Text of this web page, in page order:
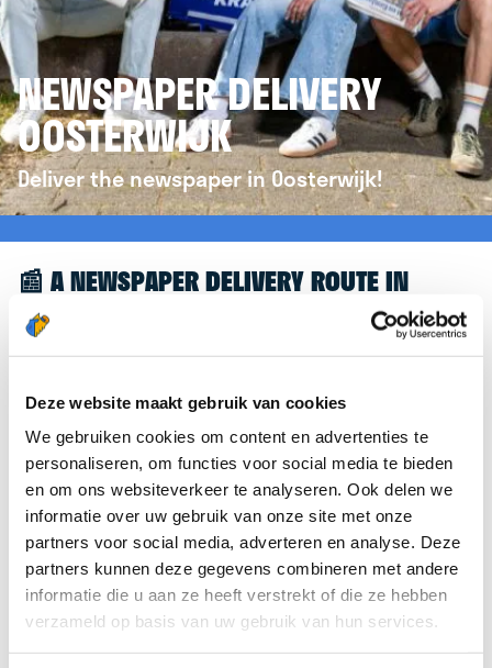
Deze website maakt gebruik van cookies
We gebruiken cookies om content en advertenties te
personaliseren, om functies voor social media te bieden
en om ons websiteverkeer te analyseren. Ook delen we
informatie over uw gebruik van onze site met onze
partners voor social media, adverteren en analyse. Deze
partners kunnen deze gegevens combineren met andere
informatie die u aan ze heeft verstrekt of die ze hebben
verzameld op basis van uw gebruik van hun services.
NEWSPAPER DELIVERY
OOSTERWIJK
Deliver the newspaper in Oosterwijk!
📰 A NEWSPAPER DELIVERY ROUTE IN
OOSTERWIJK
Great to see you're interested in a newspaper
we’d like to refer you to thekrantenbezorgen.nl
website. There, you can easily sign up to deliver
newspapers in Oosterwijk.
We hope you can get started soon and wish you
the best of luck! 🚴‍♂️💨